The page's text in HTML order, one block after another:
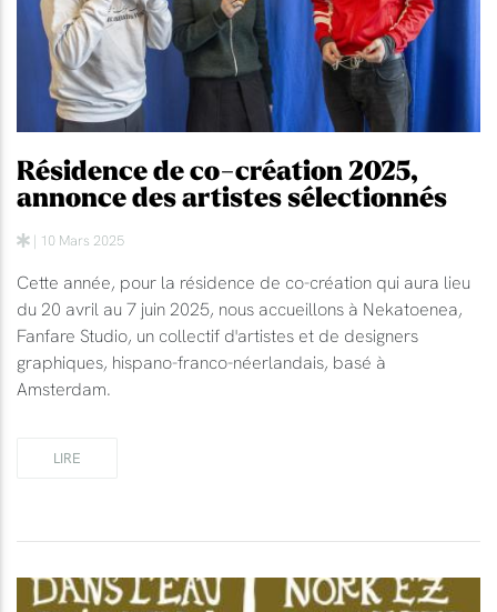
Résidence de co-création 2025,
annonce des artistes sélectionnés
| 10 Mars 2025
Cette année, pour la résidence de co-création qui aura lieu
du 20 avril au 7 juin 2025, nous accueillons à Nekatoenea,
Fanfare Studio, un collectif d'artistes et de designers
graphiques, hispano-franco-néerlandais, basé à
Amsterdam.
LIRE